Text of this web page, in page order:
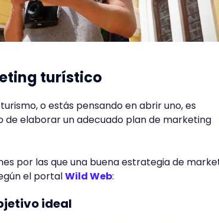
turístico
o estás pensando en abrir uno, es
elaborar un adecuado plan de marketing
por las que una buena estrategia de
el portalWild Web:
ideal